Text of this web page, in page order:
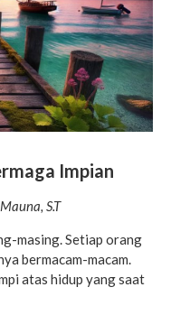
Impian
S.T
masing. Setiap orang
bermacam-macam.
atas hidup yang saat